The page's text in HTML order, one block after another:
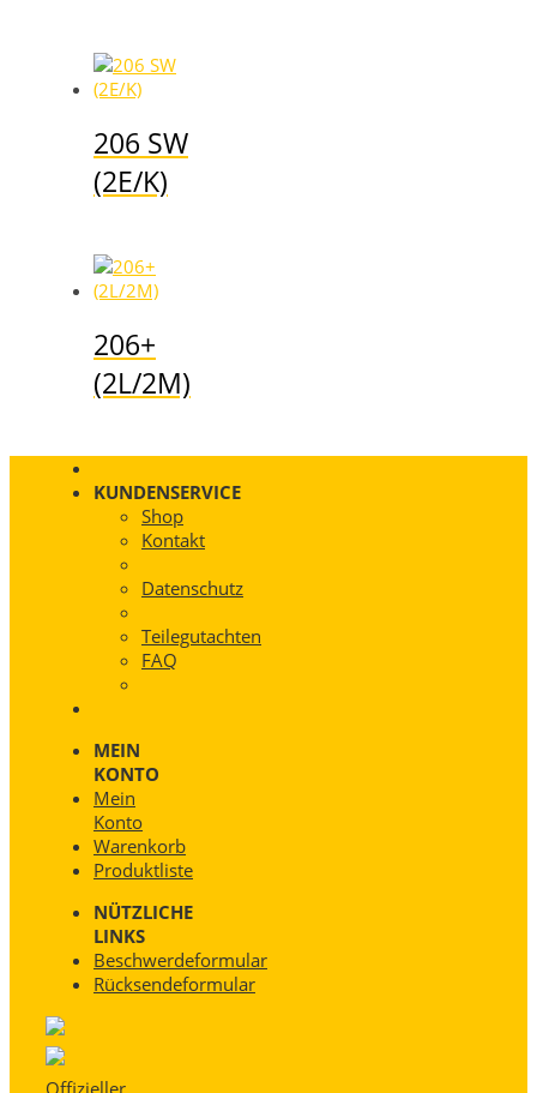
206 SW
(2E/K)
206+
(2L/2M)
KUNDENSERVICE
Shop
Kontakt
Datenschutz
Teilegutachten
FAQ
MEIN
KONTO
Mein
Konto
Warenkorb
Produktliste
NÜTZLICHE
LINKS
Beschwerdeformular
Rücksendeformular
Offizieller